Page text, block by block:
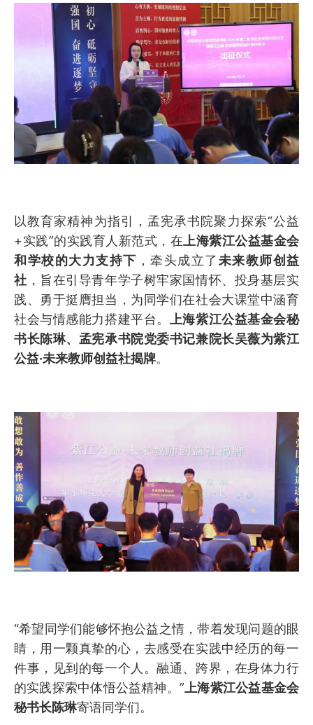
以教育家精神为指引，孟宪承书院聚力探索“公益
+实践”的实践育人新范式，在 上海紫江公益基金会
和学校的大力支持下 ，牵头成立了 未来教师创益
社 ，旨在引导青年学子树牢家国情怀、投身基层实
践、勇于挺膺担当，为同学们在社会大课堂中涵育
社会与情感能力搭建平台。
上海紫江公益基金会秘
书长陈琳、孟宪承书院党委书记兼院长吴薇为紫江
公益·未来教师创益社揭牌。
“希望同学们能够怀抱公益之情，带着发现问题的眼
睛，用一颗真挚的心，去感受在实践中经历的每一
件事，见到的每一个人。融通、跨界，在身体力行
的实践探索中体悟公益精神。”上海紫江公益基金会
秘书长陈琳寄语同学们。